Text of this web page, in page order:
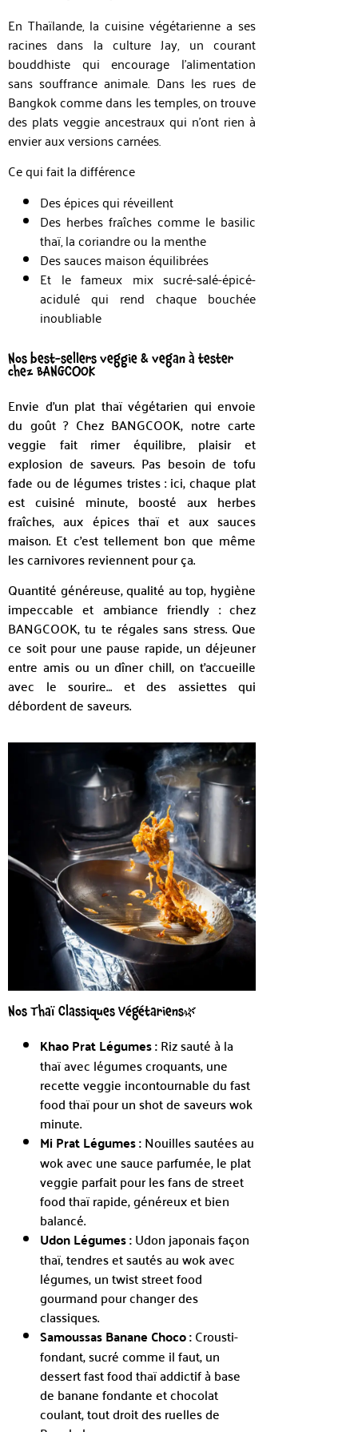
En Thaïlande, la cuisine végétarienne a ses
racines dans la culture Jay, un courant
bouddhiste qui encourage l’alimentation
sans souffrance animale. Dans les rues de
Bangkok comme dans les temples, on trouve
des plats veggie ancestraux qui n’ont rien à
envier aux versions carnées.
Ce qui fait la différence
Des épices qui réveillent
Des herbes fraîches comme le basilic
thaï, la coriandre ou la menthe
Des sauces maison équilibrées
Et le fameux mix sucré-salé-épicé-
acidulé qui rend chaque bouchée
inoubliable
Nos best-sellers veggie & vegan à tester
chez BANGCOOK
Envie d’un plat thaï végétarien qui envoie
du goût ? Chez BANGCOOK, notre carte
veggie fait rimer équilibre, plaisir et
explosion de saveurs. Pas besoin de tofu
fade ou de légumes tristes : ici, chaque plat
est cuisiné minute, boosté aux herbes
fraîches, aux épices thaï et aux sauces
maison. Et c’est tellement bon que même
les carnivores reviennent pour ça.
Quantité généreuse, qualité au top, hygiène
impeccable et ambiance friendly : chez
BANGCOOK, tu te régales sans stress. Que
ce soit pour une pause rapide, un déjeuner
entre amis ou un dîner chill, on t’accueille
avec le sourire… et des assiettes qui
débordent de saveurs.
Nos Thaï Classiques Végétariens🌿
Khao Prat Légumes :Riz sauté à la
thaï avec légumes croquants, une
recette veggie incontournable du fast
food thaï pour un shot de saveurs wok
minute.
Mi Prat Légumes :Nouilles sautées au
wok avec une sauce parfumée, le plat
veggie parfait pour les fans de street
food thaï rapide, généreux et bien
balancé.
Udon Légumes :Udon japonais façon
thaï, tendres et sautés au wok avec
légumes, un twist street food
gourmand pour changer des
classiques.
Samoussas Banane Choco :Crousti-
fondant, sucré comme il faut, un
dessert fast food thaï addictif à base
de banane fondante et chocolat
coulant, tout droit des ruelles de